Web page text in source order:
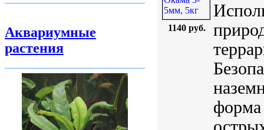
Аквариумные
растения
1140 руб.
форма